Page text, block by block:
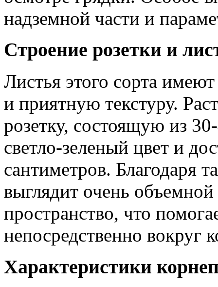
надземной части и
Строение розетки и
Листья этого сорта
и приятную текстуру.
розетку, состоящую из
светло-зеленый цвет и
сантиметров. Благодаря
выглядит очень объемной
пространство, что
непосредственно вокруг
Характеристики